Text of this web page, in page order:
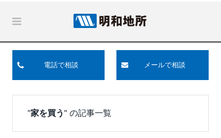
電話で相談 メールで相談
"家を買う" の記事一覧